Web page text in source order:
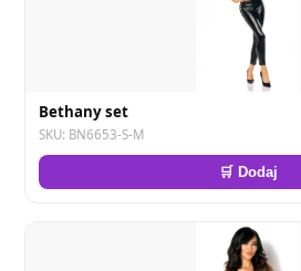
Bethany set
SKU: BN6653-S-M
🛒 Dodaj